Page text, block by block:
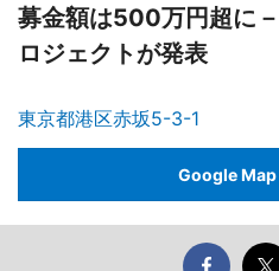
募金額は500万円超に
ロジェクトが発表
東京都港区赤坂5-3-1
Google Map